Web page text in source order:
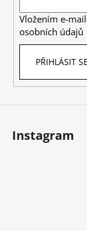
Vložením e-
osobních údajů
PŘIHLÁSIT SE
Instagram